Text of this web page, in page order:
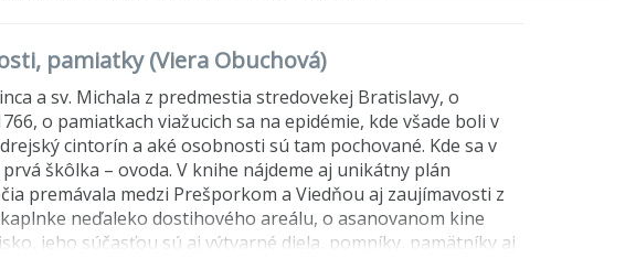
pamiatky (Viera Obuchová)
a sv. Michala z predmestia stredovekej Bratislavy, o
o pamiatkach viažucich sa na epidémie, kde všade boli v
cintorín a aké osobnosti sú tam pochované. Kde sa v
škôlka – ovoda. V knihe nájdeme aj unikátny plán
premávala medzi Prešporkom a Viedňou aj zaujímavosti z
neďaleko dostihového areálu, o asanovanom kine
jeho súčasťou sú aj výtvarné diela, pomníky, pamätníky aj